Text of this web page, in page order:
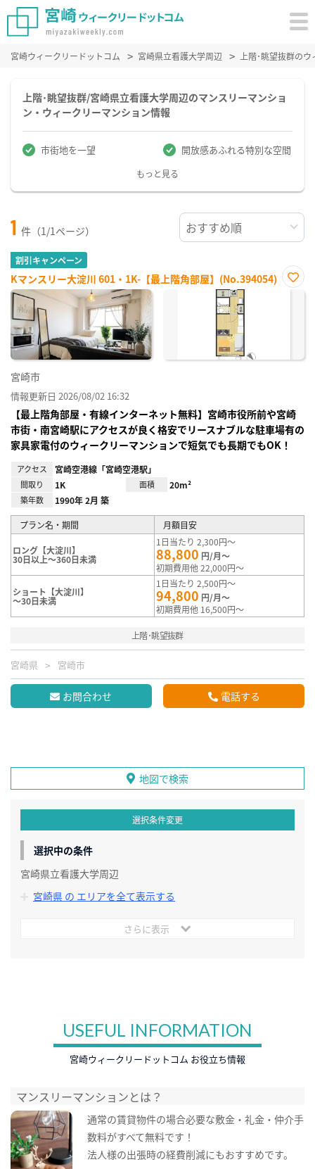
宮崎ウィークリードットコム 宮崎県立看護大学周辺 上階･眺望抜群の
上階･眺望抜群/宮崎県立看護大学周辺のマンスリーマンショ
ン・ウィークリーマンション情報
市街地を一望 開放感あふれる特別な空間
もっと見る
1 件（1/1ページ）
割引キャンペーン
Kマンスリー大淀川 601・1K-【最上階角部屋】(No.394054)
お気
宮崎市
情報更新日 2026/08/02 16:32
【最上階角部屋・有線インターネット無料】宮崎市役所前や宮崎
市街・南宮崎駅にアクセスが良く格安でリースナブルな駐車場有の
家具家電付のウィークリーマンションで短気でも長期でもOK！
アクセス 宮崎空港線「宮崎空港駅」
間取り 1K 面積 20m²
築年数 1990年 2月 築
プラン名・期間 月額目安
ロング【大淀川】
30日以上～360日未満
1日当たり 2,300円～
88,800 円/月～
初期費用他 22,000円～
ショート【大淀川】
～30日未満
1日当たり 2,500円～
94,800 円/月～
初期費用他 16,500円～
上階･眺望抜群
宮崎県 宮崎市
お問合わせ 電話する
地図で検索
選択条件変更
選択中の条件
宮崎県立看護大学周辺
宮崎県 の エリアを全て表示する
さらに表示
USEFUL INFORMATION
宮崎ウィークリードットコム お役立ち情報
マンスリーマンションとは？
通常の賃貸物件の場合必要な敷金・礼金・仲介手
数料がすべて無料です！
法人様の出張時の経費削減にもおすすめです。